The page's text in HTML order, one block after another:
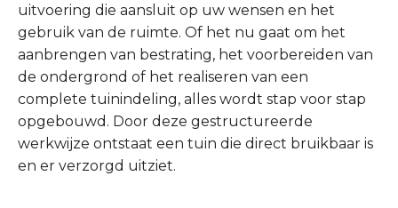
uitvoering die aansluit op uw wensen en het
gebruik van de ruimte. Of het nu gaat om het
aanbrengen van bestrating, het voorbereiden van
de ondergrond of het realiseren van een
complete tuinindeling, alles wordt stap voor stap
opgebouwd. Door deze gestructureerde
werkwijze ontstaat een tuin die direct bruikbaar is
en er verzorgd uitziet.